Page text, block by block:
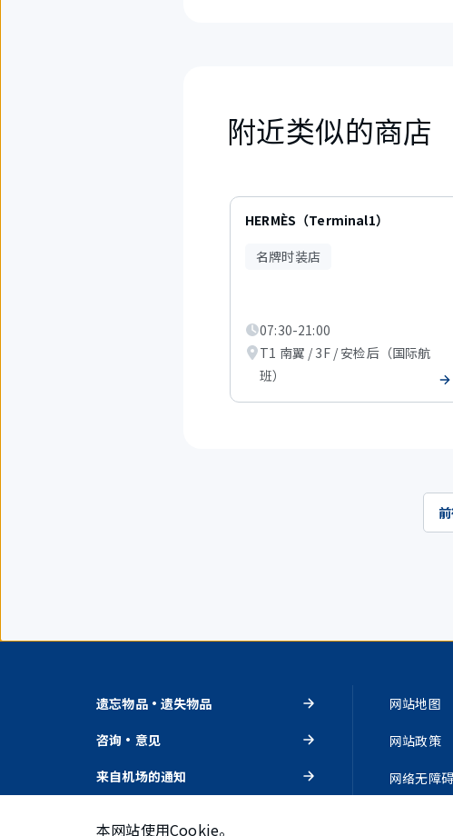
附近类似的商店
5
件。
HERMÈS（Terminal1）
名牌时装店
07:30-21:00
T1 南翼 / 3F / 安检后（国际航
班）
遗忘物品・遗失物品
咨询・意见
来自机场的通知
网站地图
网站政策
网络无障
本网站使用Cookie。